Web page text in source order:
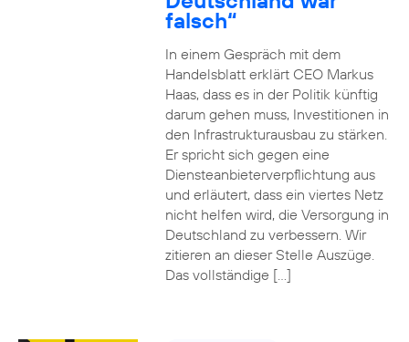
falsch“
In einem Gespräch mit dem
Handelsblatt erklärt CEO Markus
Haas, dass es in der Politik künftig
darum gehen muss, Investitionen in
den Infrastrukturausbau zu stärken.
Er spricht sich gegen eine
Diensteanbieterverpflichtung aus
und erläutert, dass ein viertes Netz
nicht helfen wird, die Versorgung in
Deutschland zu verbessern. Wir
zitieren an dieser Stelle Auszüge.
Das vollständige […]